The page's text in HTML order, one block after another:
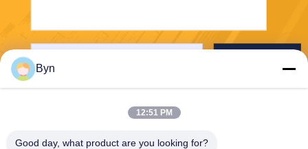
Byn
12:51 PM
Good day, what product are you looking for?